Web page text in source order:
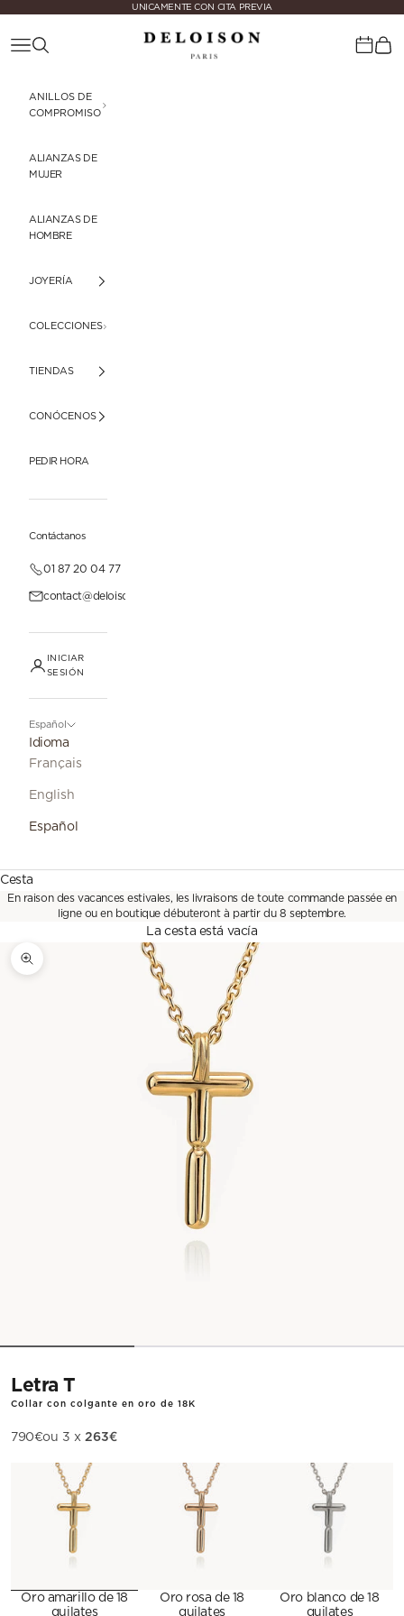
UNICAMENTE CON CITA PREVIA
Deloison Paris
MenúBuscar
ANILLOS DE
COMPROMISO
ALIANZAS DE
MUJER
ALIANZAS DE
HOMBRE
JOYERÍA
COLECCIONES
TIENDAS
CONÓCENOS
PEDIR HORA
Contáctanos
01 87 20 04 77
contact@deloisonparis.com
INICIAR
SESIÓN
Español
Idioma
Français
English
Español
Cesta
En raison des vacances estivales, les livraisons de toute commande passée en
ligne ou en boutique débuteront à partir du 8 septembre.
La cesta está vacía
Zoom
Letra T
Collar con colgante en oro de 18K
Precio de oferta
790€ou 3 x263€
Oro amarillo de 18
quilates
Oro rosa de 18
quilates
Oro blanco de 18
quilates